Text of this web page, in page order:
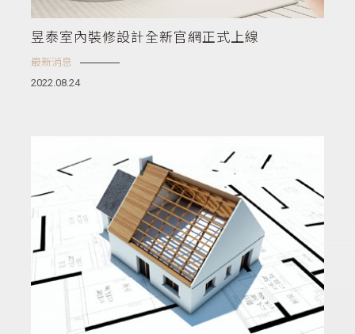
昱泰室內裝修設計全新官網正式上線
最新消息
2022.08.24